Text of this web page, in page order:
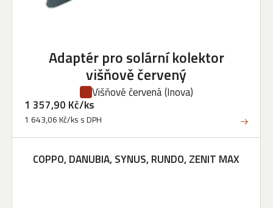
Adaptér pro solární kolektor
višňově červený
Višňově červená(Inova)
1 357,90 Kč/ks
1 643,06 Kč/ks s DPH
COPPO, DANUBIA, SYNUS, RUNDO, ZENIT MAX